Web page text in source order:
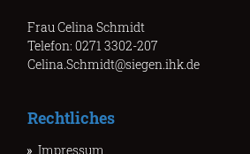
Frau Celina Schmidt
Telefon: 0271 3302-207
Celina.Schmidt@siegen.ihk.de
Rechtliches
Impressum